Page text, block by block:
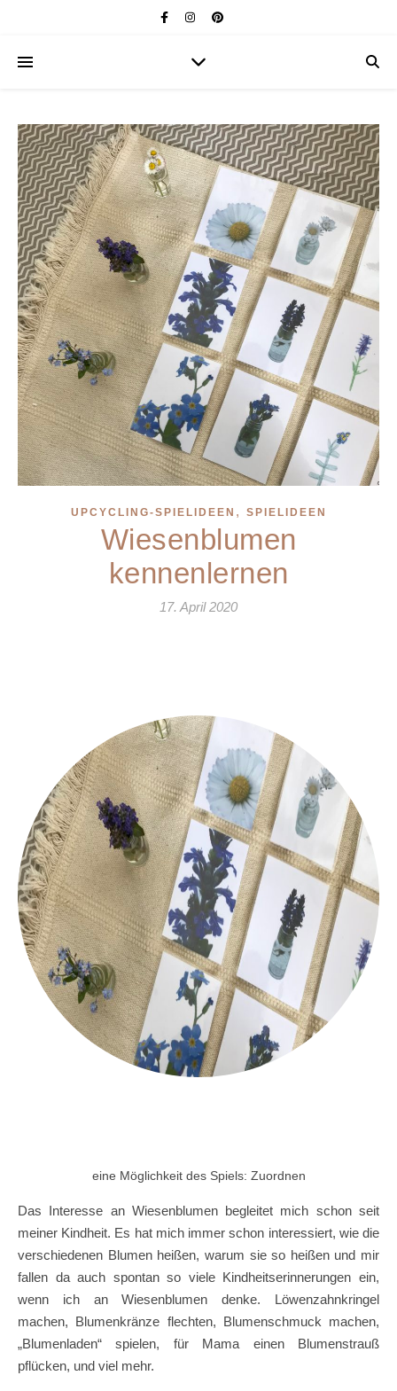
UPCYCLING-SPIELIDEEN , SPIELIDEEN
Wiesenblumen
kennenlernen
17. April 2020
eine Möglichkeit des Spiels: Zuordnen
Das Interesse an Wiesenblumen begleitet mich schon seit
meiner Kindheit. Es hat mich immer schon interessiert, wie die
verschiedenen Blumen heißen, warum sie so heißen und mir
fallen da auch spontan so viele Kindheitserinnerungen ein,
wenn ich an Wiesenblumen denke. Löwenzahnkringel
machen, Blumenkränze flechten, Blumenschmuck machen,
„Blumenladen“ spielen, für Mama einen Blumenstrauß
pflücken, und viel mehr.